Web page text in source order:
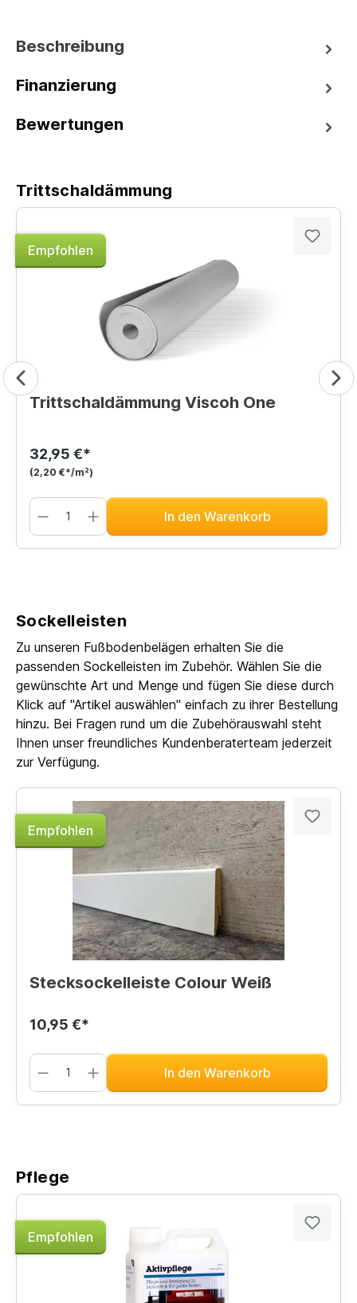
Beschreibung
Finanzierung
Bewertungen
Trittschaldämmung
Empfohlen
Trittschaldämmung Viscoh One
32,95 €*
(2,20 €*/m²)
In den Warenkorb
Sockelleisten
Zu unseren Fußbodenbelägen erhalten Sie die
passenden Sockelleisten im Zubehör. Wählen Sie die
gewünschte Art und Menge und fügen Sie diese durch
Klick auf "Artikel auswählen" einfach zu ihrer Bestellung
hinzu. Bei Fragen rund um die Zubehörauswahl steht
Ihnen unser freundliches Kundenberaterteam jederzeit
zur Verfügung.
Empfohlen
Stecksockelleiste Colour Weiß
10,95 €*
In den Warenkorb
Pflege
Empfohlen